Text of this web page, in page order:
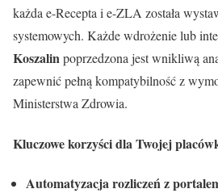
każda e-Recepta i e-ZLA została
systemowych. Każde wdrożenie lub
Koszalinpoprzedzona jest wnikliwą
zapewnić pełną kompatybilność z
Ministerstwa Zdrowia.
Kluczowe korzyści dla Twojej
Automatyzacja rozliczeń z